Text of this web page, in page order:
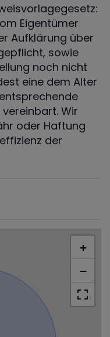
Eigentümer
Aufklärung über
sowie
noch nicht
eine dem Alter
Wir
oder Haftung
der
+
−